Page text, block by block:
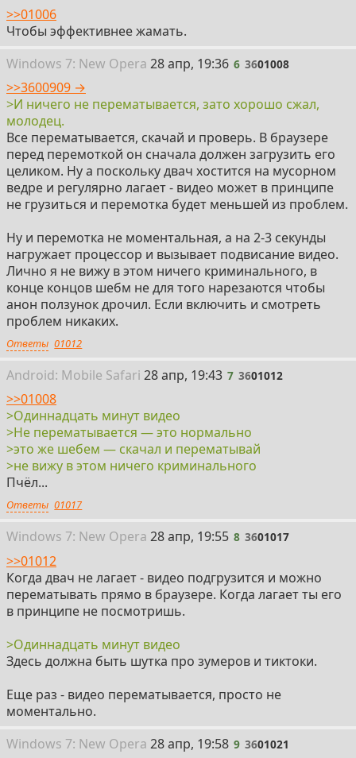
>>01006
Чтобы эффективнее жамать.
Windows 7: New Opera 6
28 апр, 19:36 6 3601008
>>3600909 →
>И ничего не перематывается, зато хорошо сжал,
молодец.
Все перематывается, скачай и проверь. В браузере
перед перемоткой он сначала должен загрузить его
целиком. Ну а поскольку двач хостится на мусорном
ведре и регулярно лагает - видео может в принципе
не грузиться и перемотка будет меньшей из проблем.
Ну и перемотка не моментальная, а на 2-3 секунды
нагружает процессор и вызывает подвисание видео.
Лично я не вижу в этом ничего криминального, в
конце концов шебм не для того нарезаются чтобы
анон ползунок дрочил. Если включить и смотреть
проблем никаких.
Ответы 01012
Android: Mobile Safari 7
28 апр, 19:43 7 3601012
>>01008
>Одиннадцать минут видео
>Не перематывается — это нормально
>это же шебем — скачал и перематывай
>не вижу в этом ничего криминального
Пчёл...
Ответы 01017
Windows 7: New Opera 8
28 апр, 19:55 8 3601017
>>01012
Когда двач не лагает - видео подгрузится и можно
перематывать прямо в браузере. Когда лагает ты его
в принципе не посмотришь.
>Одиннадцать минут видео
Здесь должна быть шутка про зумеров и тиктоки.
Еще раз - видео перематывается, просто не
моментально.
Windows 7: New Opera 9
28 апр, 19:58 9 3601021